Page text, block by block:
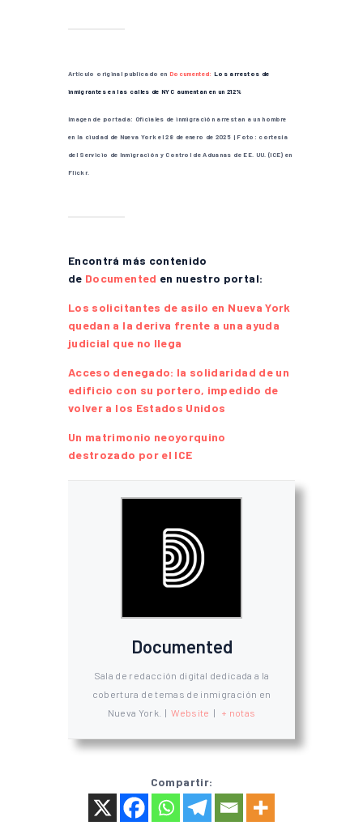
Artículo original publicado en Documented:Los arrestos de
inmigrantes en las calles de NYC aumentan en un 212%
Imagen de portada: Oficiales de inmigración arrestan a un hombre
en la ciudad de Nueva York el 28 de enero de 2025 | Foto: cortesía
del Servicio de Inmigración y Control de Aduanas de EE. UU. (ICE) en
Flickr.
Encontrá más contenido
de Documented en nuestro portal:
Los solicitantes de asilo en Nueva York
quedan a la deriva frente a una ayuda
judicial que no llega
Acceso denegado: la solidaridad de un
edificio con su portero, impedido de
volver a los Estados Unidos
Un matrimonio neoyorquino
destrozado por el ICE
Documented
Sala de redacción digital dedicada a la
cobertura de temas de inmigración en
Nueva York.
| Website | + notas
Compartir: